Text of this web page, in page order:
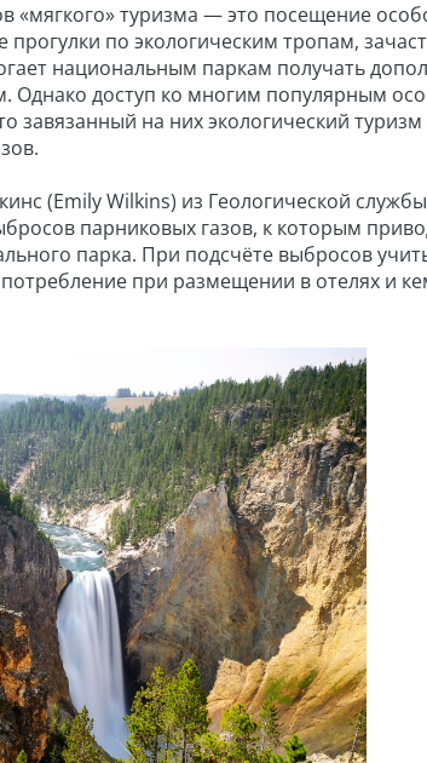
«мягкого» туризма — это посещение
по экологическим тропам,
национальным паркам получать
Однако доступ ко многим популярным
завязанный на них экологический
(Emily Wilkins) из Геологической
парниковых газов, к которым
парка. При подсчёте выбросов
при размещении в отелях и